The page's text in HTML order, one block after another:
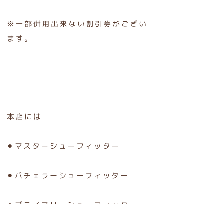
※一部併用出来ない割引券がござい
ます。
本店には
⚫︎マスターシューフィッター
⚫︎バチェラーシューフィッター